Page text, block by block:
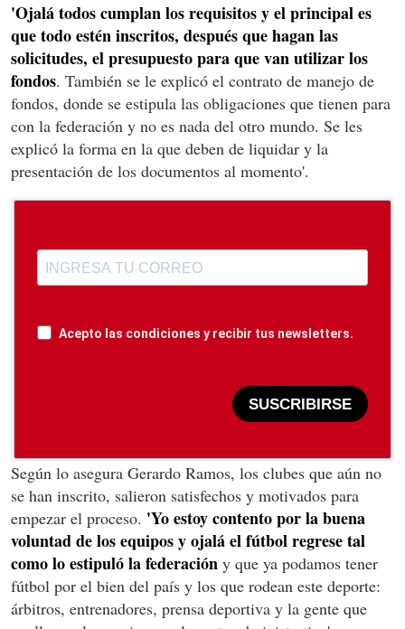
'Ojalá todos cumplan los requisitos y el principal es
que todo estén inscritos, después que hagan las
solicitudes, el presupuesto para que van utilizar los
fondos. También se le explicó el contrato de manejo de
fondos, donde se estipula las obligaciones que tienen para
con la federación y no es nada del otro mundo. Se les
explicó la forma en la que deben de liquidar y la
presentación de los documentos al momento'.
Acepto las condiciones y recibir tus newsletters.
SUSCRIBIRSE
Según lo asegura Gerardo Ramos, los clubes que aún no
se han inscrito, salieron satisfechos y motivados para
empezar el proceso. 'Yo estoy contento por la buena
voluntad de los equipos y ojalá el fútbol regrese tal
como lo estipuló la federación y que ya podamos tener
fútbol por el bien del país y los que rodean este deporte:
árbitros, entrenadores, prensa deportiva y la gente que